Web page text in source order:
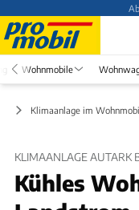
Wohnmobile
Klimaanlage im
KLIMAANLAGE AUTARK
Kühles